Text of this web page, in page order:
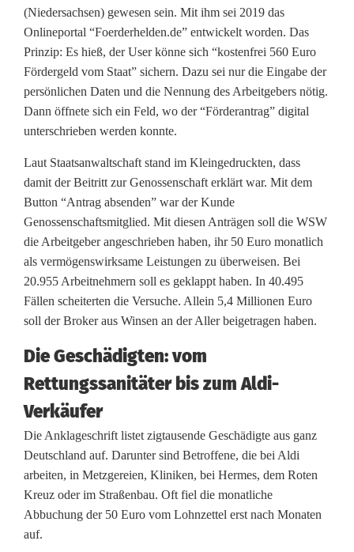
i
o
n
e
n
b
e
t
r
o
g
e
n
h
a
b
e
n
(Niedersachsen) gewesen sein. Mit ihm sei 2019 das
Onlineportal “Foerderhelden.de” entwickelt worden. Das
Prinzip: Es hieß, der User könne sich “kostenfrei 560 Euro
Fördergeld vom Staat” sichern. Dazu sei nur die Eingabe der
persönlichen Daten und die Nennung des Arbeitgebers nötig.
Dann öffnete sich ein Feld, wo der “Förderantrag” digital
unterschrieben werden konnte.
Laut Staatsanwaltschaft stand im Kleingedruckten, dass
damit der Beitritt zur Genossenschaft erklärt war. Mit dem
Button “Antrag absenden” war der Kunde
Genossenschaftsmitglied. Mit diesen Anträgen soll die WSW
die Arbeitgeber angeschrieben haben, ihr 50 Euro monatlich
als vermögenswirksame Leistungen zu überweisen. Bei
20.955 Arbeitnehmern soll es geklappt haben. In 40.495
Fällen scheiterten die Versuche. Allein 5,4 Millionen Euro
soll der Broker aus Winsen an der Aller beigetragen haben.
Die Geschädigten: vom
Rettungssanitäter bis zum Aldi-
Verkäufer
Die Anklageschrift listet zigtausende Geschädigte aus ganz
Deutschland auf. Darunter sind Betroffene, die bei Aldi
arbeiten, in Metzgereien, Kliniken, bei Hermes, dem Roten
Kreuz oder im Straßenbau. Oft fiel die monatliche
Abbuchung der 50 Euro vom Lohnzettel erst nach Monaten
auf.